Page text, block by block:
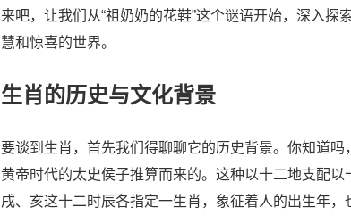
来吧，让我们从“祖奶奶的花鞋”这个谜语开始，深入
慧和惊喜的世界。
生肖的历史与文化背景
要谈到生肖，首先我们得聊聊它的历史背景。你知道
黄帝时代的太史侯子推算而来的。这种以十二地支配
戌、亥这十二时辰各指定一生肖，象征着人的出生年，